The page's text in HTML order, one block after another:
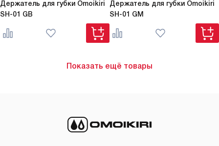
Держатель для губки Omoikiri
SH-01 GB
Держатель для губки Omoikiri
SH-01 GM
Показать ещё товары